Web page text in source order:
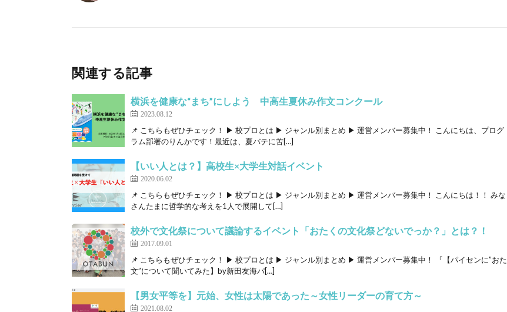
関連する記事
横浜を健康な“まち”にしよう 中高生夏休み作文コンクール
2023.08.12
📌 こちらもぜひチェック！ ▶ 校プロとは ▶ ジャンル別まとめ ▶ 運営メンバー募集中！ こんにちは、プログ
ラム部署のりんかです！最近は、夏バテに苦[…]
【いい人とは？】高校生×大学生対話イベント
2020.06.02
📌 こちらもぜひチェック！ ▶ 校プロとは ▶ ジャンル別まとめ ▶ 運営メンバー募集中！ こんにちは！！ みな
さんたまに哲学的な考えを1人で展開して[…]
校外で文化祭について議論するイベント「おたくの文化祭どないでっか？」とは？！
2017.09.01
📌 こちらもぜひチェック！ ▶ 校プロとは ▶ ジャンル別まとめ ▶ 運営メンバー募集中！ 『【パイセンに”おた
文”について聞いてみた】by新田友海パ[…]
【男女平等を】元始、女性は太陽であった～女性リーダーの育て方～
2021.08.02